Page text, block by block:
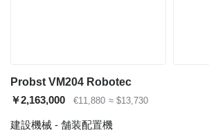
Probst VM204 Robotec
￥2,163,000
€11,880 ≈ $13,730
建設機械 - 舗装配置機